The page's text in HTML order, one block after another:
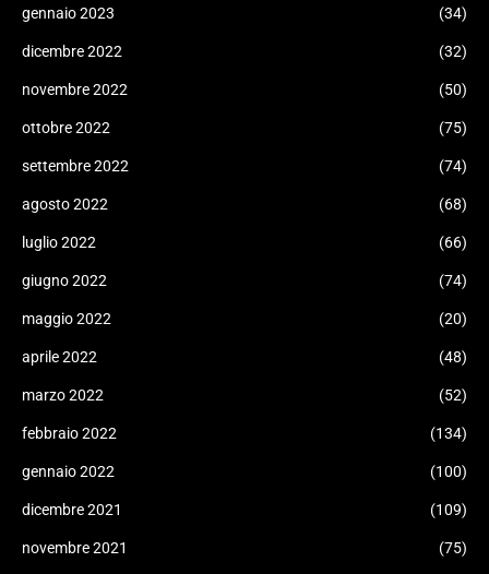
gennaio 2023 (34)
dicembre 2022 (32)
novembre 2022 (50)
ottobre 2022 (75)
settembre 2022 (74)
agosto 2022 (68)
luglio 2022 (66)
giugno 2022 (74)
maggio 2022 (20)
aprile 2022 (48)
marzo 2022 (52)
febbraio 2022 (134)
gennaio 2022 (100)
dicembre 2021 (109)
novembre 2021 (75)